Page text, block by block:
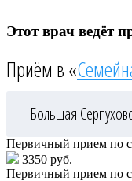
Этот врач ведёт
Приём в «
Большая
Первичный прием по
3350 руб.
Первичный прием по